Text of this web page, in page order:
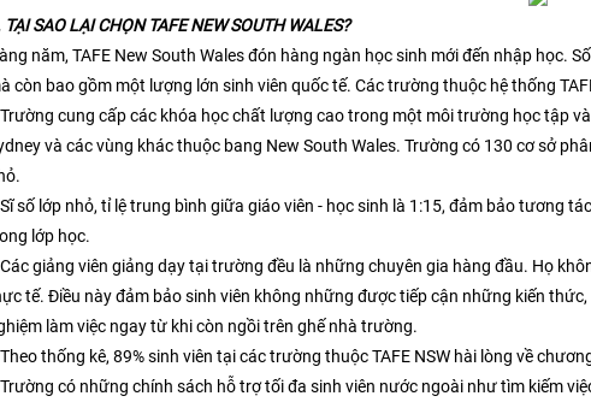
TẠI SAO LẠI CHỌN TAFE NEW SOUTH WALES?
năm, TAFE New South Wales đón hàng ngàn học sinh mới đến nhập học.
còn bao gồm một lượng lớn sinh viên quốc tế. Các trường thuộc hệ thống
cung cấp các khóa học chất lượng cao trong một môi trường học tập
và các vùng khác thuộc bang New South Wales. Trường có 130 cơ sở
số lớp nhỏ, tỉ lệ trung bình giữa giáo viên - học sinh là 1:15, đảm bảo tương
lớp học.
giảng viên giảng dạy tại trường đều là những chuyên gia hàng đầu. Họ
tế. Điều này đảm bảo sinh viên không những được tiếp cận những kiến
làm việc ngay từ khi còn ngồi trên ghế nhà trường.
thống kê, 89% sinh viên tại các trường thuộc TAFE NSW hài lòng về
có những chính sách hỗ trợ tối đa sinh viên nước ngoài như tìm kiếm